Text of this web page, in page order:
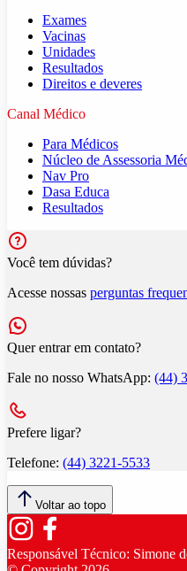
Exames
Vacinas
Unidades
Resultados
Direitos e deveres
Canal Médico
Para Médicos
Núcleo de Assessoria
Nav Pro
Dasa Educa
Resultados
Você tem dúvidas?
Acesse nossas perguntas
Quer entrar em contato?
Fale no nosso WhatsApp: (44)
Prefere ligar?
Telefone: (44) 3221-5533
Voltar ao topo
Responsável Técnico: Simone